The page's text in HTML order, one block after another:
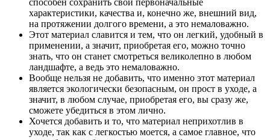
способен сохранить свои первоначальные
характеристики, качества и, конечно же, внешний вид,
на протяжении долгого времени, а это немаловажно.
Этот материал славится и тем, что он легкий, удобный в
применении, а значит, приобретая его, можно точно
знать, что он станет смотреться великолепно в любом
ландшафте, а ведь это немаловажно.
Вообще нельзя не добавить, что именно этот материал
является экологически безопасным, он прост в уходе, а
значит, в любом случае, приобретая его, вы сразу же,
сможете убедиться в этом лично.
Хочется добавить и то, что материал неприхотлив в
уходе, так как с легкостью моется, а самое главное, что